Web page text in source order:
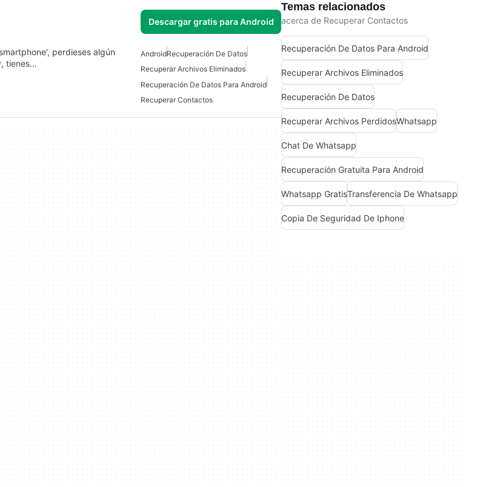
Descargar gratis para Android
perdieses algún
tienes…
AndroidRecuperación De Datos
Recuperar Archivos Eliminados
Recuperación De Datos Para Android
Recuperar Contactos
Temas relacionados
acerca de Recuperar Contactos
Recuperación De Datos Para Android
Recuperar Archivos Eliminados
Recuperación De Datos
Recuperar Archivos PerdidosWhatsapp
Chat De Whatsapp
Recuperación Gratuita Para Android
Whatsapp GratisTransferencia De Whatsapp
Copia De Seguridad De Iphone